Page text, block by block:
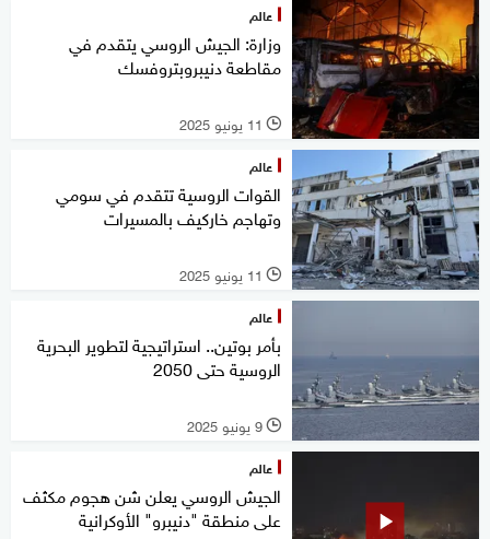
عالم
وزارة: الجيش الروسي يتقدم في
مقاطعة دنيبروبتروفسك
l 11 يونيو 2025
عالم
القوات الروسية تتقدم في سومي
وتهاجم خاركيف بالمسيرات
l 11 يونيو 2025
عالم
بأمر بوتين.. استراتيجية لتطوير البحرية
الروسية حتى 2050
l 9 يونيو 2025
عالم
الجيش الروسي يعلن شن هجوم مكثف
على منطقة "دنيبرو" الأوكرانية